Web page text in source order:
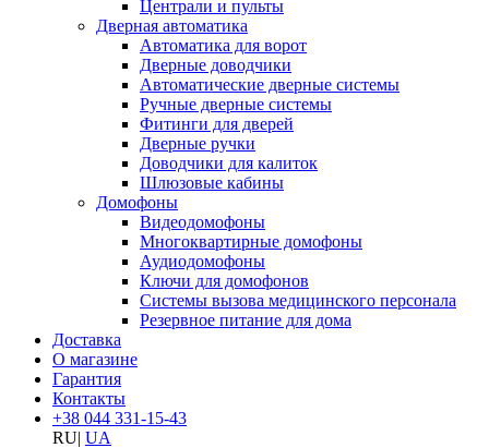
Централи и пульты
Дверная автоматика
Автоматика для ворот
Дверные доводчики
Автоматические дверные системы
Ручные дверные системы
Фитинги для дверей
Дверные ручки
Доводчики для калиток
Шлюзовые кабины
Домофоны
Видеодомофоны
Многоквартирные домофоны
Аудиодомофоны
Ключи для домофонов
Системы вызова медицинского персонала
Резервное питание для дома
Доставка
О магазине
Гарантия
Контакты
+38 044 331-15-43
RU| UA